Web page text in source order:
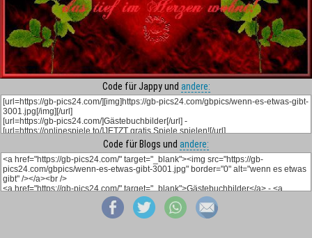
Code für Jappy und andere:
Code für Blogs und andere: